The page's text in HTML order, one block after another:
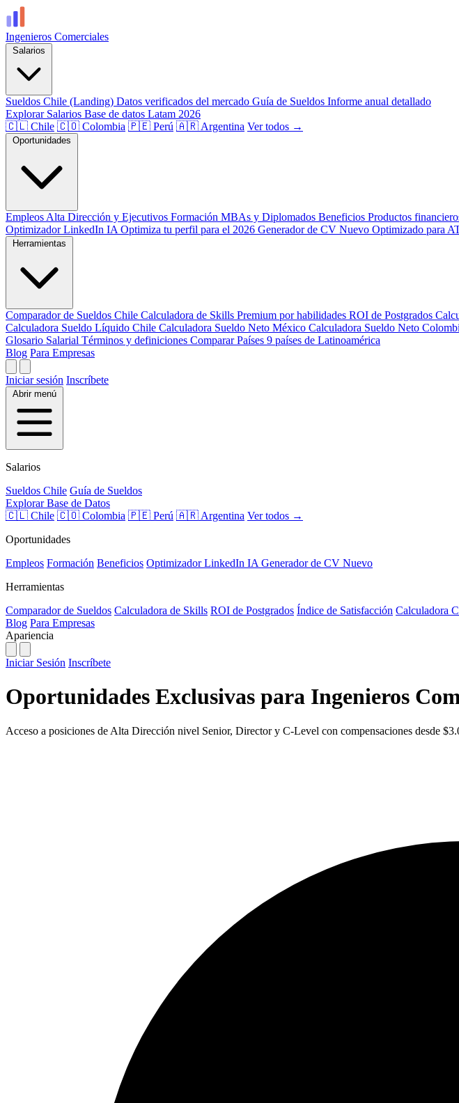
Ingenieros Comerciales
Salarios
Sueldos Chile (Landing) Datos verificados del mercado Guía de Sueldos Informe anual detallado
Explorar Salarios Base de datos Latam 2026
🇨🇱 Chile 🇨🇴 Colombia 🇵🇪 Perú 🇦🇷 Argentina Ver todos →
Oportunidades
Empleos Alta Dirección y Ejecutivos Formación MBAs y Diplomados Beneficios Productos
Optimizador LinkedIn IA Optimiza tu perfil para el 2026 Generador de CV Nuevo Optimizado para
Herramientas
Comparador de Sueldos Chile Calculadora de Skills Premium por habilidades ROI de Postgrados
Calculadora Sueldo Líquido Chile Calculadora Sueldo Neto México Calculadora Sueldo Neto
Glosario Salarial Términos y definiciones Comparar Países 9 países de Latinoamérica
Blog Para Empresas
Iniciar sesión Inscríbete
Abrir menú
Salarios
Sueldos Chile Guía de Sueldos
Explorar Base de Datos
🇨🇱 Chile 🇨🇴 Colombia 🇵🇪 Perú 🇦🇷 Argentina Ver todos →
Oportunidades
Empleos Formación Beneficios Optimizador LinkedIn IA Generador de CV Nuevo
Herramientas
Comparador de Sueldos Calculadora de Skills ROI de Postgrados Índice de Satisfacción Calculadora
Blog Para Empresas
Apariencia
Iniciar Sesión Inscríbete
Oportunidades Exclusivas para Ingenieros
Acceso a posiciones de Alta Dirección nivel Senior, Director y C-Level con compensaciones desde